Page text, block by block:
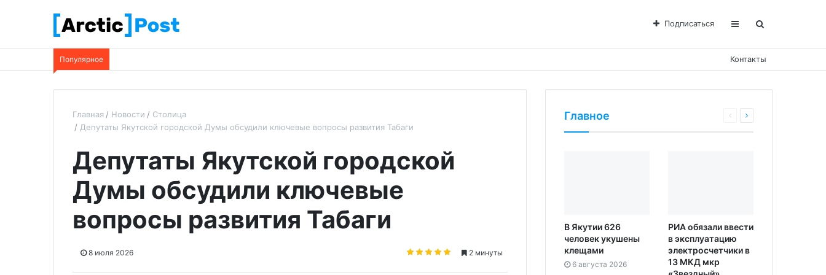
Подписаться
Популярное Контакты
Главная Новости
Столица
Депутаты Якутской городской Думы обсудили ключевые вопросы развития Табаги
Депутаты Якутской городской
Думы обсудили ключевые
вопросы развития Табаги
8 июля 2026 2 минуты
Главное
В Якутии 626
человек укушены
клещами
6 августа 2026
РИА обязали ввести
в эксплуатацию
электросчетчики в
13 МКД мкр